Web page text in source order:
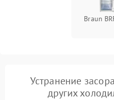
Braun
Устранение
других